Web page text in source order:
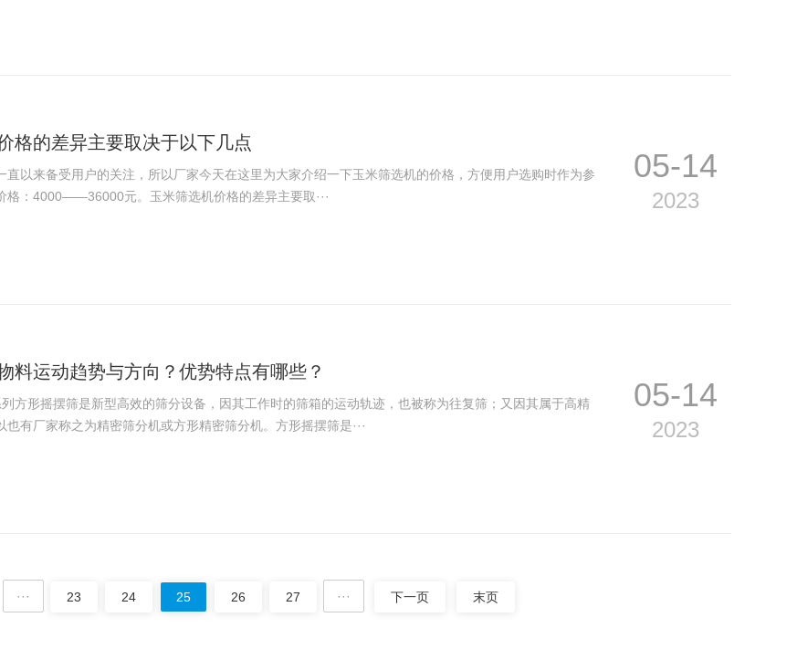
格的差异主要取决于以下几点
直以来备受用户的关注，所以厂家今天在这里为大家介绍一下玉米筛选机的价格，方便用户选购时作为参
格：4000——36000元。玉米筛选机价格的差异主要取···
05-14
2023
料运动趋势与方向？优势特点有哪些？
方形摇摆筛是新型高效的筛分设备，因其工作时的筛箱的运动轨迹，也被称为往复筛；又因其属于高精
也有厂家称之为精密筛分机或方形精密筛分机。方形摇摆筛是···
05-14
2023
··· 23 24 25 26 27 ··· 下一页 末页